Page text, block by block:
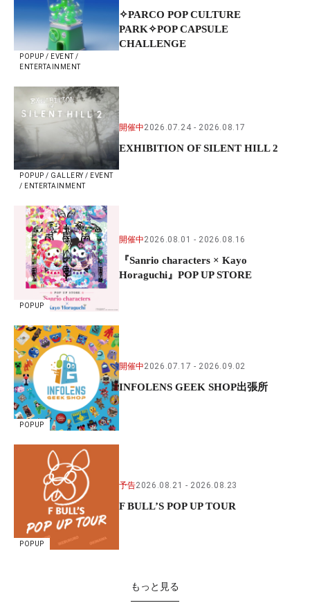
POPUP / EVENT /
ENTERTAINMENT
✧PARCO POP CULTURE
PARK✧POP CAPSULE
CHALLENGE
POPUP / GALLERY / EVENT
/ ENTERTAINMENT
開催中2026.07.24 2026.08.17
EXHIBITION OF SILENT HILL 2
POPUP
開催中2026.08.01 2026.08.16
『Sanrio characters × Kayo
Horaguchi』POP UP STORE
POPUP
開催中2026.07.17 2026.09.02
INFOLENS GEEK SHOP出張所
POPUP
予告2026.08.21 2026.08.23
F BULL’S POP UP TOUR
もっと見る